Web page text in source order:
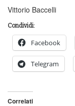
Vittorio Baccelli
Condividi:
Facebook
Telegram
Correlati